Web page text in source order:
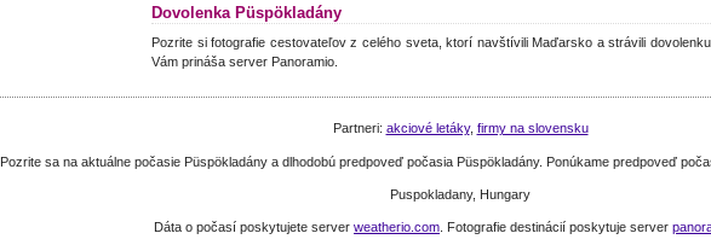
Dovolenka Püspökladány
Pozrite si fotografie cestovateľov z celého sveta, ktorí navštívili Maďarsko a strávili
Vám prináša server Panoramio.
Partneri: akciové letáky, firmy na slovensku
Pozrite sa na aktuálne počasie Püspökladány a dlhodobú predpoveď počasia Püspökladány. Ponúkame predpoveď
Puspokladany, Hungary
Dáta o počasí poskytujete server weatherio.com . Fotografie destinácií poskytuje server